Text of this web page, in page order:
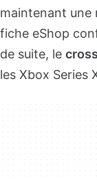
maintenant une
fiche eShop
de suite, le
les Xbox Series